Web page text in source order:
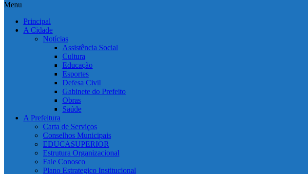
Menu
Principal
A Cidade
Notícias
Assistência Social
Cultura
Educação
Esportes
Defesa Civil
Gabinete do Prefeito
Obras
Saúde
A Prefeitura
Carta de Serviços
Conselhos Municipais
EDUCASUPERIOR
Estrutura Organizacional
Fale Conosco
Plano Estrategico Institucional